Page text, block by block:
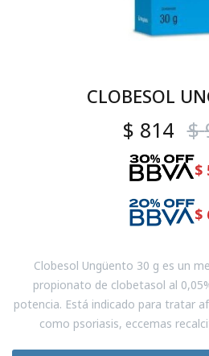
CLOBESOL
$ 814 $
$
$
Clobesol Ungüento 30 g es un
propionato de clobetasol al
potencia. Está indicado para tratar
como psoriasis, eccemas